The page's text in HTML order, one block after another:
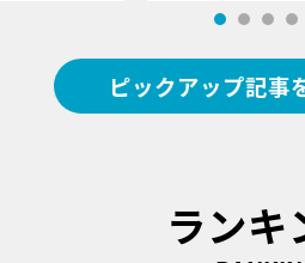
ピックアップ記事
ランキ